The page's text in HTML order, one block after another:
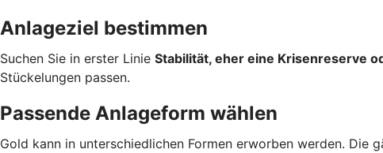
Anlageziel bestimmen
Suchen Sie in erster Linie Stabilität, eher eine Krisenreserve
Stückelungen passen.
Passende Anlageform wählen
Gold kann in unterschiedlichen Formen erworben werden. Die